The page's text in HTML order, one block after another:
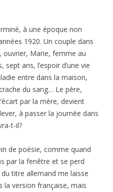
à une époque non
1920. Un couple dans
ouvrier, Marie, femme au
ans, l’espoir d’une vie
entre dans la maison,
du sang… Le père,
par la mère, devient
à passer la journée dans
t-il?
de poésie, comme quand
par la fenêtre et se perd
titre allemand me laisse
la version française, mais